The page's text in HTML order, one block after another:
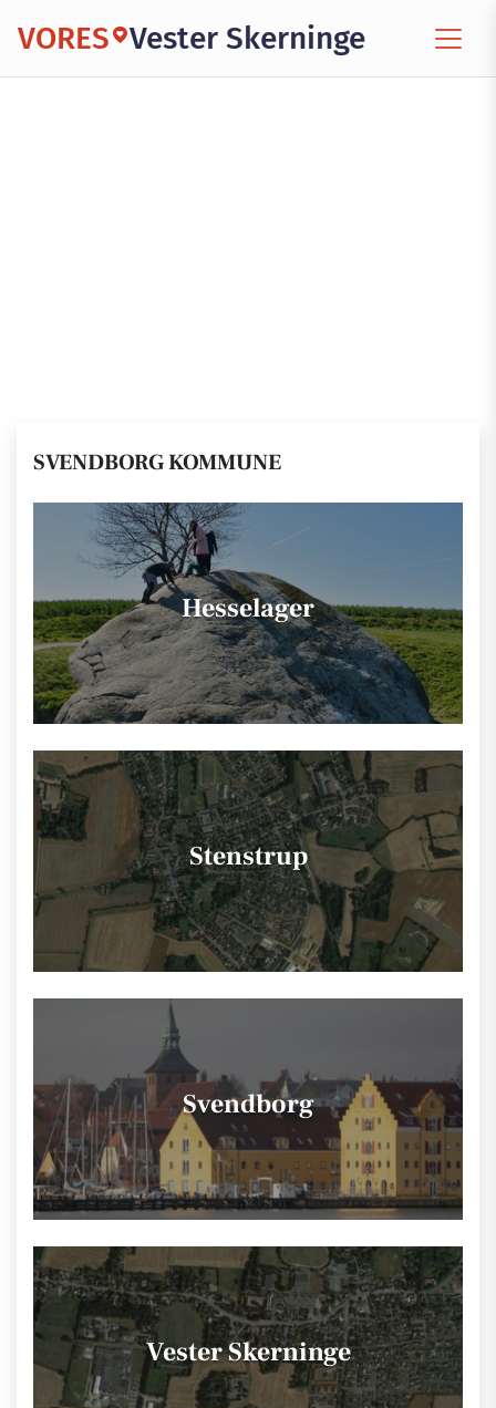
VORES Vester Skerninge
SVENDBORG KOMMUNE
Hesselager
Stenstrup
Svendborg
Vester Skerninge